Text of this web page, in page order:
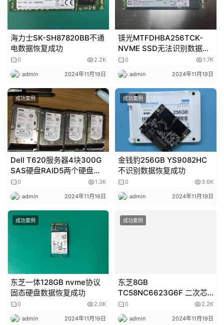
海力士SK-SH87820BB不通
电数据恢复成功
0 2.2K
admin 2024年11月19日
镁光MTFDHBA256TCK-
NVME SSD无法识别数据恢
复成功
0 1.7K
admin 2024年11月19日
成功案例
Dell T620服务器4块300G
SAS硬盘RAID5两个硬盘掉
线导致服务器宕机,RAID磁盘
阵列数据恢复成功 RAID磁盘
阵列数据恢复
0 1.3K
admin 2024年11月16日
成功案例
金钱豹256GB YS9082HC
不识别数据恢复成功
0 3.6K
admin 2024年11月19日
成功案例
东芝一体128GB nvme协议
固态硬盘数据恢复成功
0 2.0K
admin 2024年11月19日
成功案例
东芝8GB
TC58NC6623G6F 二次芯
片级数据恢复成功
0 2.2K
admin 2024年11月19日